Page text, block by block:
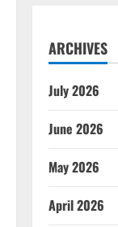
ARCHIVES
July 2026
June 2026
May 2026
April 2026